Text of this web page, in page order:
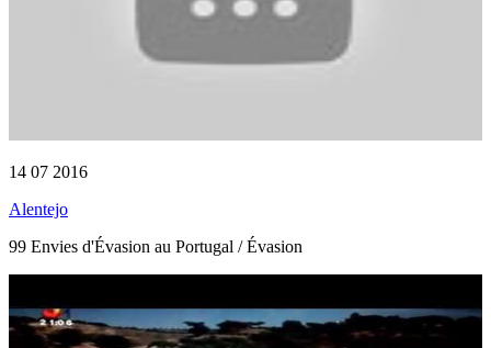
14 07 2016
Alentejo
99 Envies d'Évasion au Portugal / Évasion